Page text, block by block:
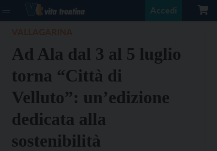
Accedi
Ad Ala dal 3 al 5 luglio
torna “Città di
Velluto”: un’edizione
dedicata alla
sostenibilità